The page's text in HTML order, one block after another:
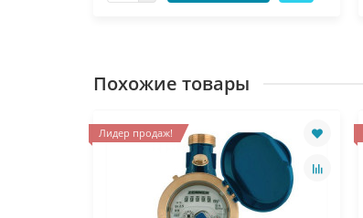
Похожие товары
Лидер продаж!